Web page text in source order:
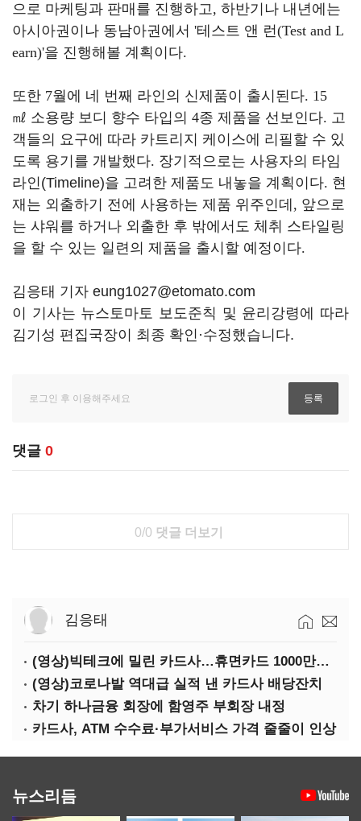
으로 마케팅과 판매를 진행하고, 하반기나 내년에는
아시아권이나 동남아권에서 '테스트 앤 런(Test and L
earn)'을 진행해볼 계획이다.
또한 7월에 네 번째 라인의 신제품이 출시된다. 15
㎖ 소용량 보디 향수 타입의 4종 제품을 선보인다. 고
객들의 요구에 따라 카트리지 케이스에 리필할 수 있
도록 용기를 개발했다. 장기적으로는 사용자의 타임
라인(Timeline)을 고려한 제품도 내놓을 계획이다. 현
재는 외출하기 전에 사용하는 제품 위주인데 , 앞으로
는 샤워를 하거나 외출한 후 밖에서도 체취 스타일링
을 할 수 있는 일련의 제품을 출시할 예정이다.
김응태 기자 eung1027@etomato.com
이 기사는 뉴스토마토 보도준칙 및 윤리강령에 따라
김기성 편집국장이 최종 확인·수정했습니다.
댓글 0
0/0 댓글 더보기
김응태
(영상)빅테크에 밀린 카드사…휴면카드 1000만장 육박
(영상)코로나발 역대급 실적 낸 카드사 배당잔치
차기 하나금융 회장에 함영주 부회장 내정
카드사, ATM 수수료·부가서비스 가격 줄줄이 인상
뉴스리듬